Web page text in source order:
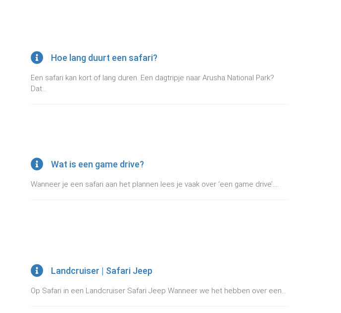
Hoe lang duurt een safari?
Een safari kan kort of lang duren. Een dagtripje naar Arusha National Park?
Dat...
Wat is een game drive?
Wanneer je een safari aan het plannen lees je vaak over ‘een game drive’....
Landcruiser | Safari Jeep
Op Safari in een Landcruiser Safari Jeep Wanneer we het hebben over een...